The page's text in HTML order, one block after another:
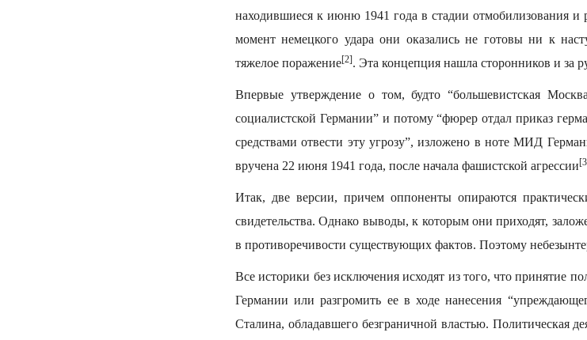
находившиеся к июню 1941 года в стадии отмобилизования и
момент немецкого удара они оказались не готовы ни к
тяжелое поражение[2]. Эта концепция нашла сторонников и за
Впервые утверждение о том, будто “большевистская
социалистской Германии” и потому “фюрер отдал приказ
средствами отвести эту угрозу”, изложено в ноте МИД
вручена 22 июня 1941 года, после начала фашистской агрессии
Итак, две версии, причем оппоненты опираются
свидетельства. Однако выводы, к которым они приходят,
в противоречивости существующих фактов. Поэтому
Все историки без исключения исходят из того, что принятие
Германии или разгромить ее в ходе нанесения
Сталина, обладавшего безграничной властью. Политическая